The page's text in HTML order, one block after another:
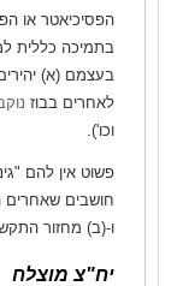
הפסיכיאטר או
בתמיכה כללית
בעצמם (א)
לאחרים בבוז
וכו').
פשוט אין להם
חושבים שאחרים
ו-(ב) מחזור
יח"צ מוצלח